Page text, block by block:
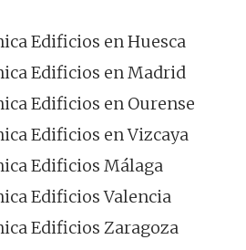
Edificios en Huesca
Edificios en Madrid
Edificios en Ourense
Edificios en Vizcaya
Edificios Málaga
Edificios Valencia
Edificios Zaragoza